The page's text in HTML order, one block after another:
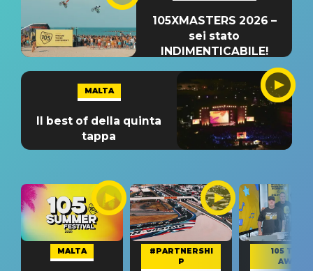
105XMASTERS 2026 –
sei stato
INDIMENTICABILE!
MALTA
Il best of della quinta
tappa
MALTA
#PARTNERSHI
P
105 TAKE
AWAY